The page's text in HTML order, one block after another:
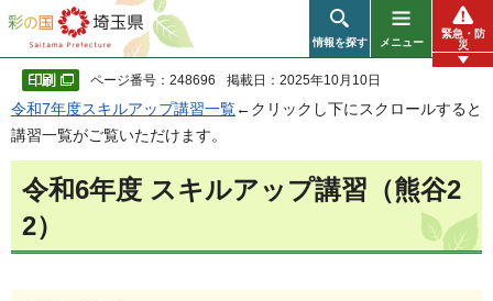
彩の国 埼玉県
情報を探す メニュー
緊急・防
災
ページ番号：248696 掲載日：2025年10月10日
令和7年度スキルアップ講習一覧←クリックし下にスクロールすると
講習一覧がご覧いただけます。
令和6年度 スキルアップ講習（熊谷2
2）